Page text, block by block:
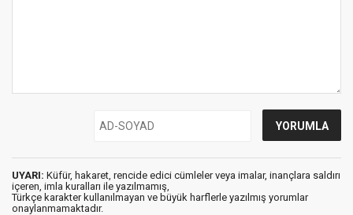
UYARI: Küfür, hakaret, rencide edici cümleler veya imalar, inançlara saldırı
içeren, imla kuralları ile yazılmamış,
Türkçe karakter kullanılmayan ve büyük harflerle yazılmış yorumlar
onaylanmamaktadır.